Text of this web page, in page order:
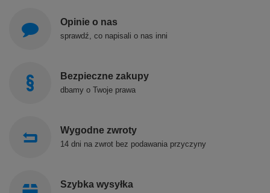
Opinie o nas
sprawdź, co napisali o nas inni
Bezpieczne zakupy
dbamy o Twoje prawa
Wygodne zwroty
14 dni na zwrot bez podawania przyczyny
Szybka wysyłka